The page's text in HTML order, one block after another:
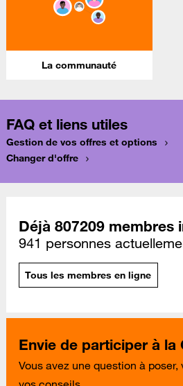
La communauté
FAQ et liens utiles
Gestion de vos offres et options
Changer d'offre
Déjà 807209 membres
941 personnes
Tous les membres en ligne
Envie de participer à la
Vous avez une question à